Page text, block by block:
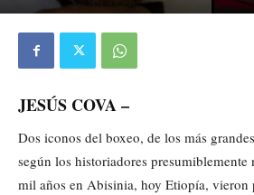
JESÚS COVA –
Dos iconos del boxeo, de los más
según los historiadores presumiblemente
mil años en Abisinia, hoy Etiopía, vieron